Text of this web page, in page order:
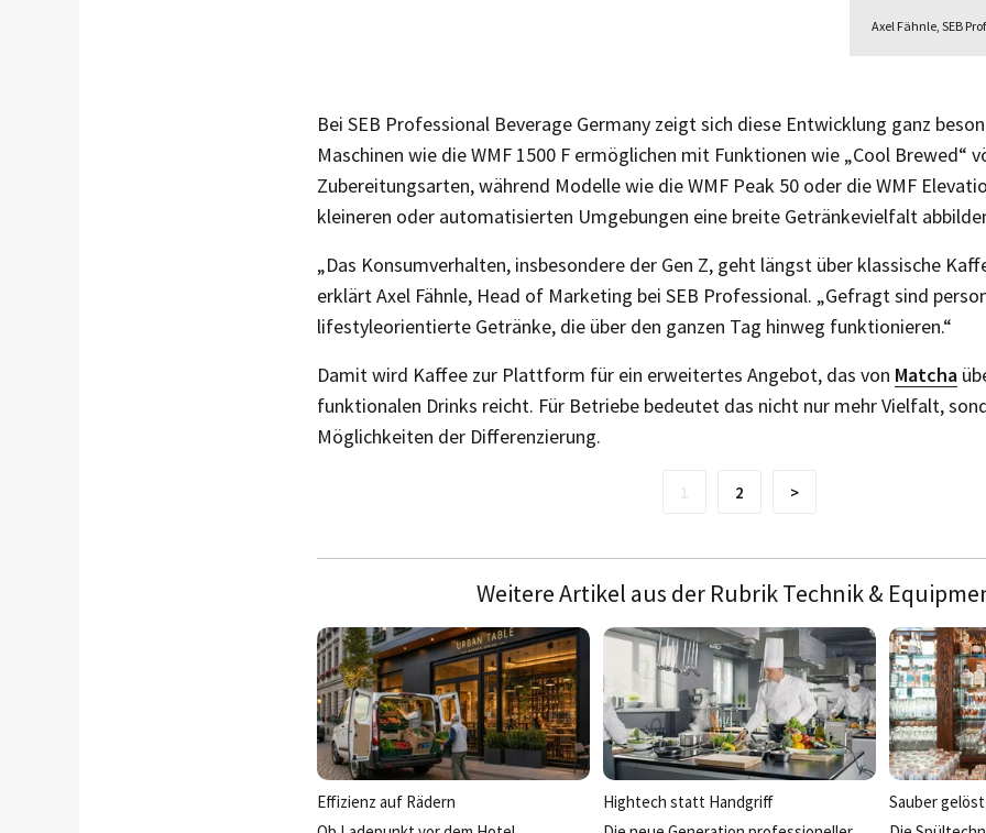
Axel Fähnle, SEB
Bei SEB Professional Beverage Germany zeigt sich diese Entwicklung ganz
Maschinen wie die WMF 1500 F ermöglichen mit Funktionen wie „Cool Brewed“
Zubereitungsarten, während Modelle wie die WMF Peak 50 oder die WMF
kleineren oder automatisierten Umgebungen eine breite Getränkevielfalt
„Das Konsumverhalten, insbesondere der Gen Z, geht längst über klassische
erklärt Axel Fähnle, Head of Marketing bei SEB ­Professional. „Gefragt sind
lifestyleorientierte Getränke, die über den ganzen Tag hinweg funktionieren.“
Damit wird Kaffee zur Plattform für ein erweitertes Angebot, das von Matcha
funktionalen Drinks reicht. Für Betriebe bedeutet das nicht nur mehr Vielfalt,
Möglichkeiten der Differenzierung.
2 >
Weitere Artikel aus der Rubrik Technik &
Effizienz auf Rädern
Hightech statt Handgriff
Sauber gelöst